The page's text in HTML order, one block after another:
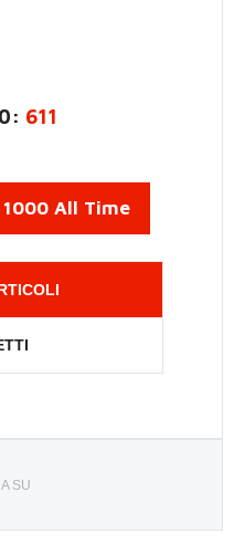
611
1000 All Time
SU